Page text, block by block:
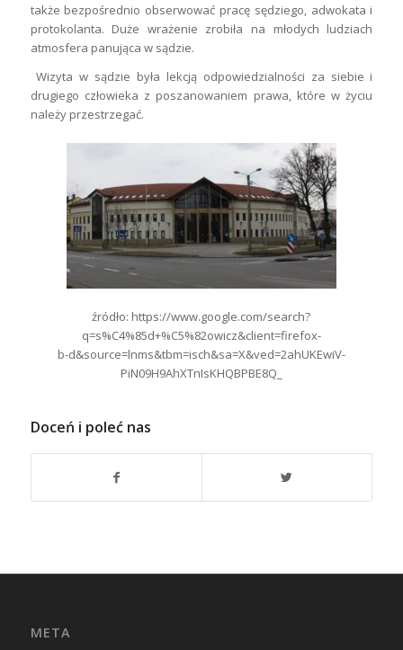
także bezpośrednio obserwować pracę sędziego, adwokata i
protokolanta. Duże wrażenie zrobiła na młodych ludziach
atmosfera panująca w sądzie.
Wizyta w sądzie była lekcją odpowiedzialności za siebie i
drugiego człowieka z poszanowaniem prawa, które w życiu
należy przestrzegać.
źródło: https://www.google.com/search?
q=s%C4%85d+%C5%82owicz&client=firefox-
b-d&source=lnms&tbm=isch&sa=X&ved=2ahUKEwiV-
PiN09H9AhXTnIsKHQBPBE8Q_
Doceń i poleć nas
META